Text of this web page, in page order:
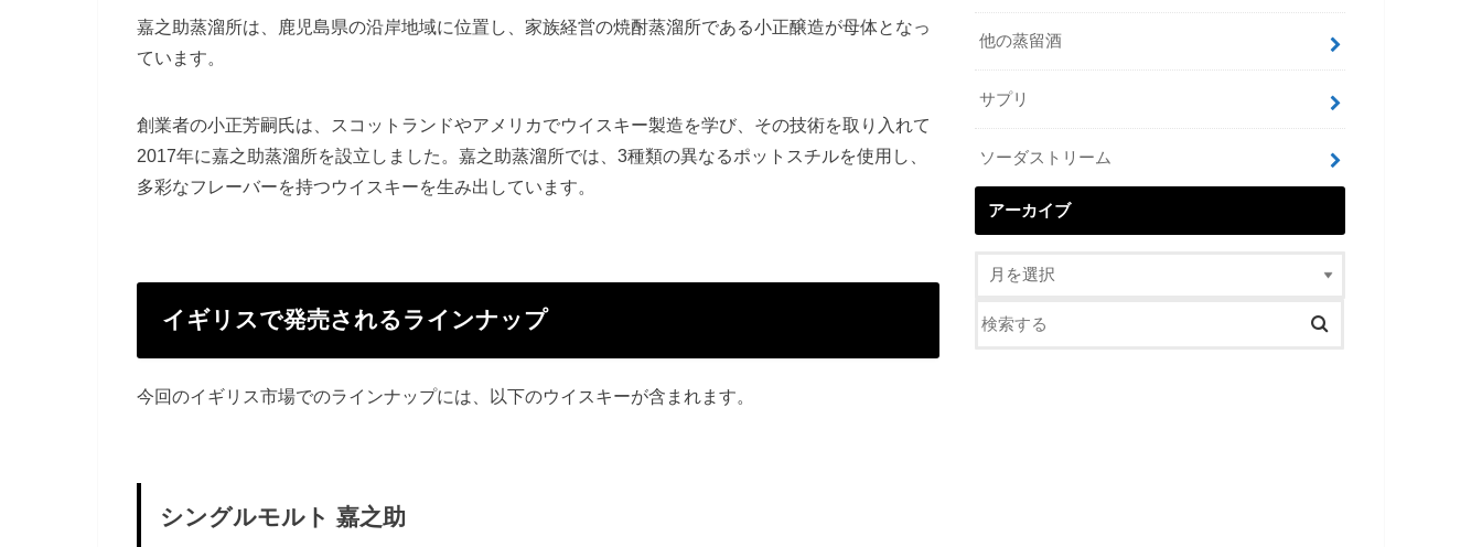
嘉之助蒸溜所は、鹿児島県の沿岸地域に位置し、家族経営の焼酎蒸溜所である小正醸造が母体となっ
ています。
創業者の小正芳嗣氏は、スコットランドやアメリカでウイスキー製造を学び、その技術を取り入れて
2017年に嘉之助蒸溜所を設立しました。嘉之助蒸溜所では、3種類の異なるポットスチルを使用し、
多彩なフレーバーを持つウイスキーを生み出しています。
イギリスで発売されるラインナップ
今回のイギリス市場でのラインナップには、以下のウイスキーが含まれます。
シングルモルト 嘉之助
他の蒸留酒
サプリ
ソーダストリーム
アーカイブ